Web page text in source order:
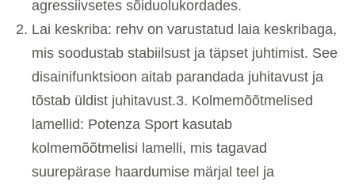
agressiivsetes sõiduolukordades.
Lai keskriba: rehv on varustatud laia keskribaga,
mis soodustab stabiilsust ja täpset juhtimist. See
disainifunktsioon aitab parandada juhitavust ja
tõstab üldist juhitavust.3. Kolmemõõtmelised
lamellid: Potenza Sport kasutab
kolmemõõtmelisi lamelli, mis tagavad
suurepärase haardumise märjal teel ja